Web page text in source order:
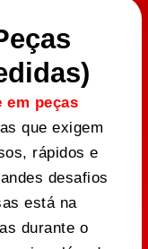
em peças
que exigem
rápidos e
desafios
está na
durante o